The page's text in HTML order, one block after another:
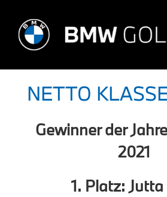
content
NETTO
Gewinner der
2021
1. Platz: